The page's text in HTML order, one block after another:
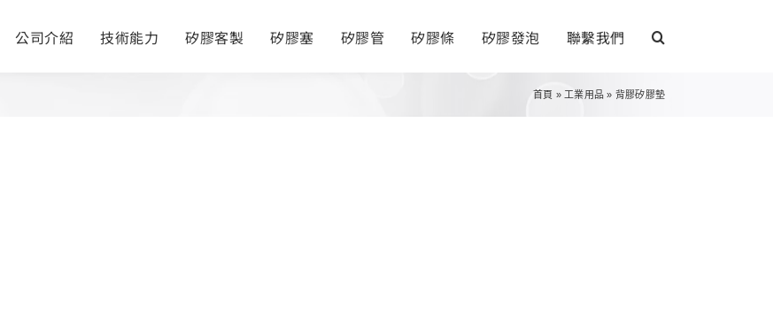
公司介紹 技術能力 矽膠客製 矽膠塞 矽膠管 矽膠條 矽膠發泡 聯繫我們
首頁 » 工業用品 » 背膠矽膠墊